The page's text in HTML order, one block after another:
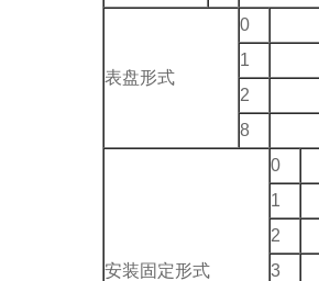
表盘形式
0
1
2
8
安装固定形式
0
1
2
3